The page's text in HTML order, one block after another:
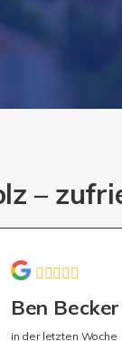
–
Ben Becker
in der letzten Woche